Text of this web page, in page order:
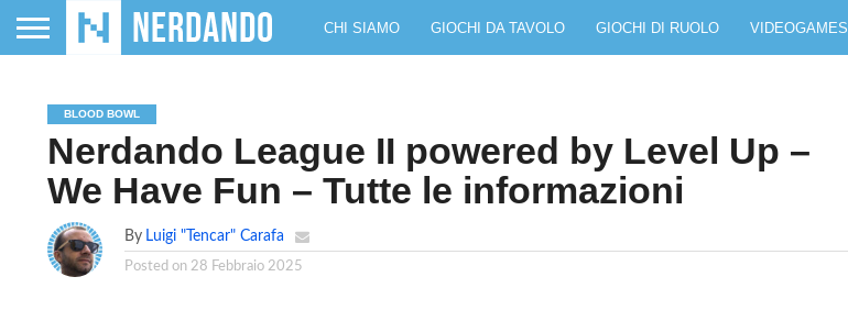
CHI SIAMO GIOCHI DA TAVOLO GIOCHI DI RUOLO VIDEOGAMES
BLOOD BOWL
Nerdando League II powered by Level Up –
We Have Fun – Tutte le informazioni
By Luigi "Tencar" Carafa
Posted on 28 Febbraio 2025